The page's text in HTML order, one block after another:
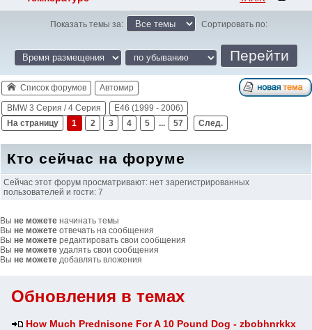
Обновления в темах
How Much Prednisone For A 10 Pound Dog - zbobhnrkkx
Показать темы за: Сортировать по:
Список форумов Автомир
BMW 3 Серия / 4 Серия
E46 (1999 - 2006)
На страницу
1 2 3 4 5 ... 57 След.
Кто сейчас на форуме
Сейчас этот форум просматривают: нет зарегистрированных
пользователей и гости: 7
Вы не можете начинать темы
Вы не можете отвечать на сообщения
Вы не можете редактировать свои сообщения
Вы не можете удалять свои сообщения
Вы не можете добавлять вложения